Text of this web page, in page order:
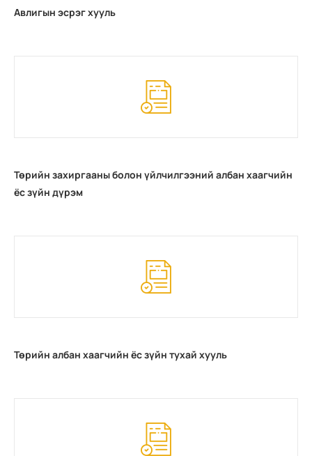
Авлигын эсрэг хууль
Төрийн захиргааны болон үйлчилгээний албан хаагчийн
ёс зүйн дүрэм
Төрийн албан хаагчийн ёс зүйн тухай хууль